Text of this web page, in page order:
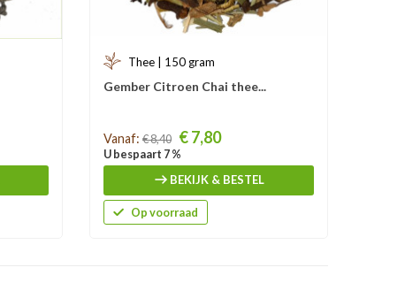
Thee | 150 gram
Gember Citroen Chai thee...
Prijs
Vanaf: € 8,40 € 7,80
U bespaart 7 %
BEKIJK & BESTEL
Op voorraad